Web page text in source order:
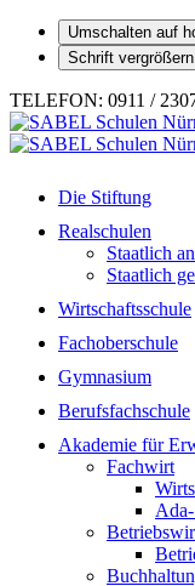
Umschalten auf
Schrift vergrößern
Zum
Inhalt
springen
TELEFON: 0911 /
Die Stiftung
Realschulen
Staatlich
Staatlich
Wirtschaftsschule
Fachoberschule
Gymnasium
Berufsfachschule
Akademie für
Fachwirt